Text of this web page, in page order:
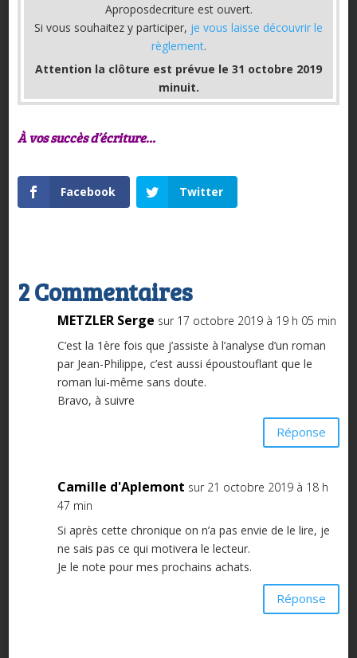
Aproposdecriture est ouvert.
Si vous souhaitez y participer, je vous laisse découvrir le
règlement.
Attention la clôture est prévue le 31 octobre 2019
minuit.
À vos succès d’écriture…
Facebook Twitter
2 Commentaires
METZLER Serge sur 17 octobre 2019 à 19 h 05 min
C’est la 1ère fois que j’assiste à l’analyse d’un roman
par Jean-Philippe, c’est aussi époustouflant que le
roman lui-même sans doute.
Bravo, à suivre
Réponse
Camille d'Aplemont sur 21 octobre 2019 à 18 h
47 min
Si après cette chronique on n’a pas envie de le lire, je
ne sais pas ce qui motivera le lecteur.
Je le note pour mes prochains achats.
Réponse